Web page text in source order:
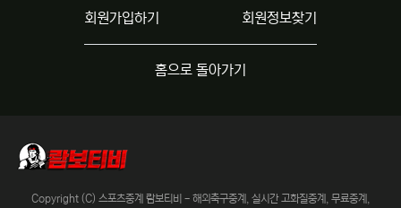
회원가입하기 회원정보찾기
홈으로 돌아가기
Copyright (C) 스포츠중계 람보티비 - 해외축구중계, 실시간 고화질중계, 무료중계,